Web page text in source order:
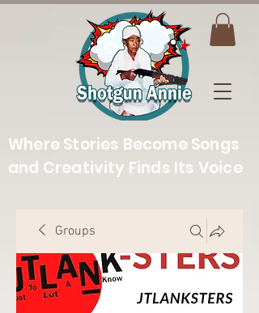
Where Stories Become Songs
and Creativity Finds Its Voice
Groups